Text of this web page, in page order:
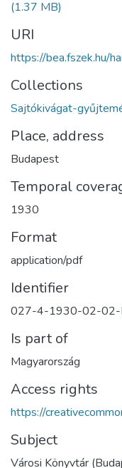
(1.37 MB)
URI
https://bea.fszek.hu/
Collections
Sajtókivágat-
Place, address
Budapest
Temporal
1930
Format
application/pdf
Identifier
027-4-1930-02-02-
Is part of
Magyarország
Access rights
https://
Subject
Városi Könyvtár